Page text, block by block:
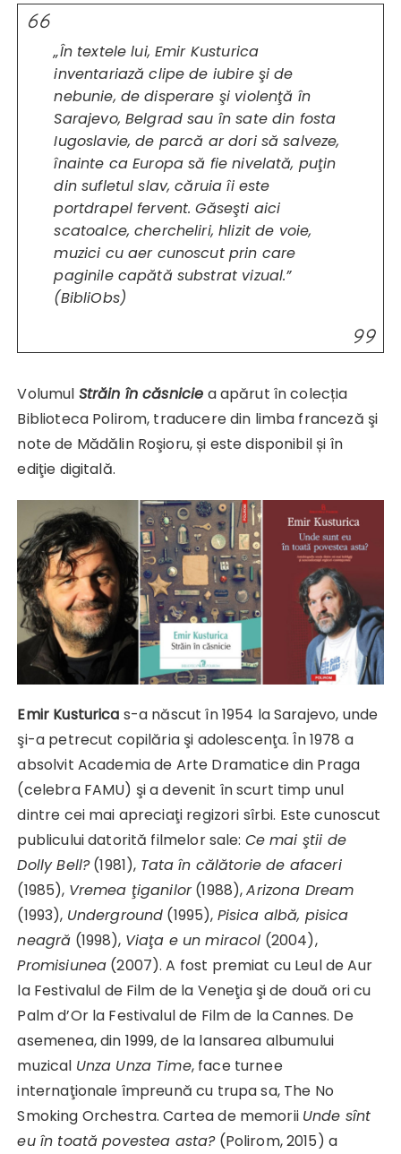
„În textele lui, Emir Kusturica
inventariază clipe de iubire şi de
nebunie, de disperare şi violenţă în
Sarajevo, Belgrad sau în sate din fosta
Iugoslavie, de parcă ar dori să salveze,
înainte ca Europa să fie nivelată, puţin
din sufletul slav, căruia îi este
portdrapel fervent. Găseşti aici
scatoalce, chercheliri, hlizit de voie,
muzici cu aer cunoscut prin care
paginile capătă substrat vizual.”
(BibliObs)
Volumul Străin în căsnicie a apărut în colecția
Biblioteca Polirom, traducere din limba franceză şi
note de Mădălin Roşioru, și este disponibil și în
ediţie digitală.
Emir Kusturica s-a născut în 1954 la Sarajevo, unde
şi-a petrecut copilăria şi adolescenţa. În 1978 a
absolvit Academia de Arte Dramatice din Praga
(celebra FAMU) şi a devenit în scurt timp unul
dintre cei mai apreciaţi regizori sîrbi. Este cunoscut
publicului datorită filmelor sale: Ce mai ştii de
Dolly Bell?(1981), Tata în călătorie de afaceri
(1985), Vremea ţiganilor(1988),Arizona Dream
(1993), Underground (1995), Pisica albă, pisica
neagră (1998), Viaţa e un miracol (2004),
Promisiunea (2007). A fost premiat cu Leul de Aur
la Festivalul de Film de la Veneţia şi de două ori cu
Palm d’Or la Festivalul de Film de la Cannes. De
asemenea, din 1999, de la lansarea albumului
muzical Unza Unza Time, face turnee
internaţionale împreună cu trupa sa, The No
Smoking Orchestra. Cartea de memorii Unde sînt
eu în toată povestea asta?(Polirom, 2015) a